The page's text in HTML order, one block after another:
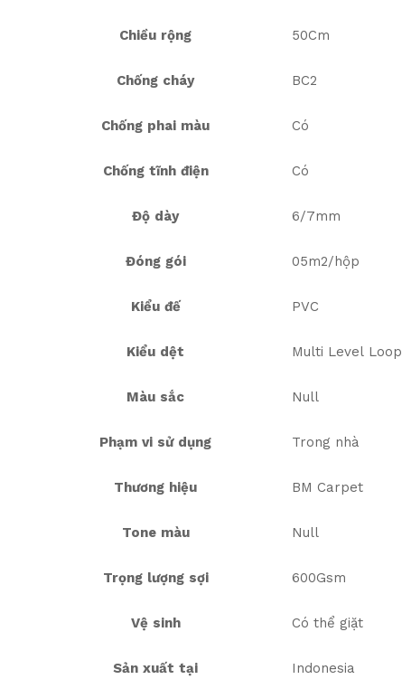
Chiều rộng 50Cm
Chống cháy BC2
Chống phai màu Có
Chống tĩnh điện Có
Độ dày 6/7mm
Đóng gói 05m2/hộp
Kiểu đế PVC
Kiểu dệt Multi Level Loop
Màu sắc Null
Phạm vi sử dụng Trong nhà
Thương hiệu BM Carpet
Tone màu Null
Trọng lượng sợi 600Gsm
Vệ sinh Có thể giặt
Sản xuất tại Indonesia